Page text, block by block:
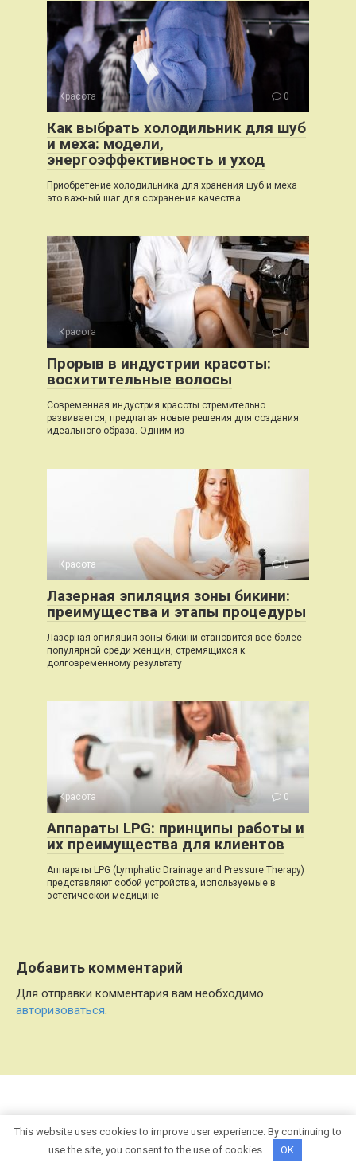
Красота 0
Как выбрать холодильник для шуб
и меха: модели,
энергоэффективность и уход
Приобретение холодильника для хранения шуб и меха —
это важный шаг для сохранения качества
Красота 0
Прорыв в индустрии красоты:
восхитительные волосы
Современная индустрия красоты стремительно
развивается, предлагая новые решения для создания
идеального образа. Одним из
Красота 0
Лазерная эпиляция зоны бикини:
преимущества и этапы процедуры
Лазерная эпиляция зоны бикини становится все более
популярной среди женщин, стремящихся к
долговременному результату
Красота 0
Аппараты LPG: принципы работы и
их преимущества для клиентов
Аппараты LPG (Lymphatic Drainage and Pressure Therapy)
представляют собой устройства, используемые в
эстетической медицине
Добавить комментарий
Для отправки комментария вам необходимо
авторизоваться.
This website uses cookies to improve user experience. By continuing to
use the site, you consent to the use of cookies.
OK